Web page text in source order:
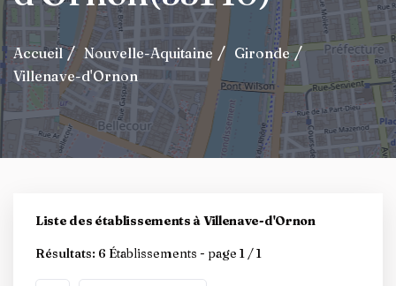
Accueil Nouvelle-Aquitaine
Gironde
Villenave-d'Ornon
Liste des établissements à Villenave-d'Ornon
Résultats: 6 Établissements - page 1 / 1